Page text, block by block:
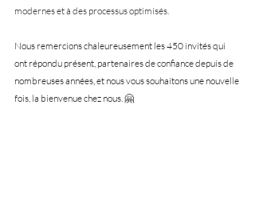
modernes et à des processus optimisés.
Nous remercions chaleureusement les 450 invités qui
ont répondu présent, partenaires de confiance depuis de
nombreuses années, et nous vous souhaitons une nouvelle
fois, la bienvenue chez nous. 🤗